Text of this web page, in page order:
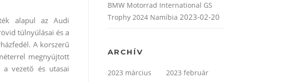
alapul az Audi
túlnyúlásai és a
A korszerű
megnyújtott
a vezető és utasai
BMW Motorrad International GS
Trophy 2024 Namíbia 2023-02-20
ARCHÍV
2023 március
2023 február